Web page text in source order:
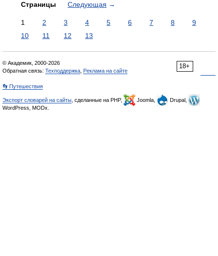
Страницы Следующая →
1 2 3 4 5 6 7 8
9
10
11 12 13
18+
© Академик, 2000-2026
Обратная связь: Техподдержка Реклама на сайте
👣 Путешествия
Экспорт словарей на сайты , сделанные на PHP, Joomla,
Drupal,
WordPress, MODx.